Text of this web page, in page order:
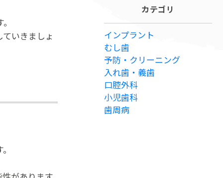
いきましょ
カテゴリ
インプラント
むし歯
予防・クリーニング
入れ歯・義歯
口腔外科
小児歯科
歯周病